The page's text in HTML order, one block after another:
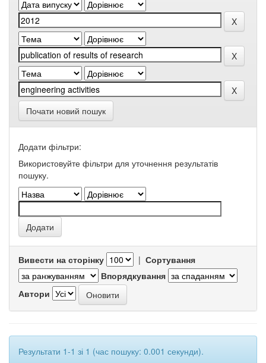
Почати новий пошук
Додати фільтри:
Використовуйте фільтри для уточнення результатів
пошуку.
Вивести на сторінку | Сортування
Впорядкування
Автори
Результати 1-1 зі 1 (час пошуку: 0.001 секунди).